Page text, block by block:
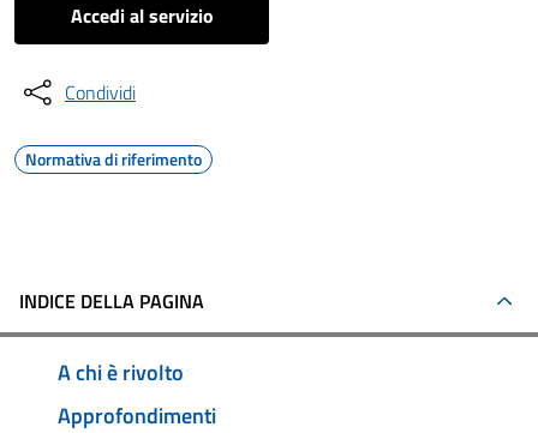
Accedi al servizio
Condividi
Normativa di riferimento
INDICE DELLA PAGINA
A chi è rivolto
Approfondimenti